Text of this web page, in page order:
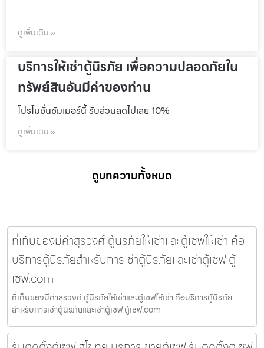
ดูเพิ่มเติม »
บริการให้เช่าตู้นิรภัย เพื่อความปลอดภัยใน
ทรัพย์สินอันมีค่าของท่าน
โปรโมชั่นชัมเมอร์นี้ รับส่วนลดไปเลย 10%
ดูเพิ่มเติม »
ดูบทความทั้งหมด
ที่เก็บของมีค่าสุรวงศ์ ตู้นิรภัยให้เช่าและตู้เซฟให้เช่า คือ
บริการตู้นิรภัยสำหรับการเช่าตู้นิรภัยและเช่าตู้เซฟ ตู้
เซฟ.com
ที่เก็บของมีค่าสุรวงศ์ ตู้นิรภัยให้เช่าและตู้เซฟให้เช่า คือบริการตู้นิรภัย
สำหรับการเช่าตู้นิรภัยและเช่าตู้เซฟ ตู้เซฟ.com